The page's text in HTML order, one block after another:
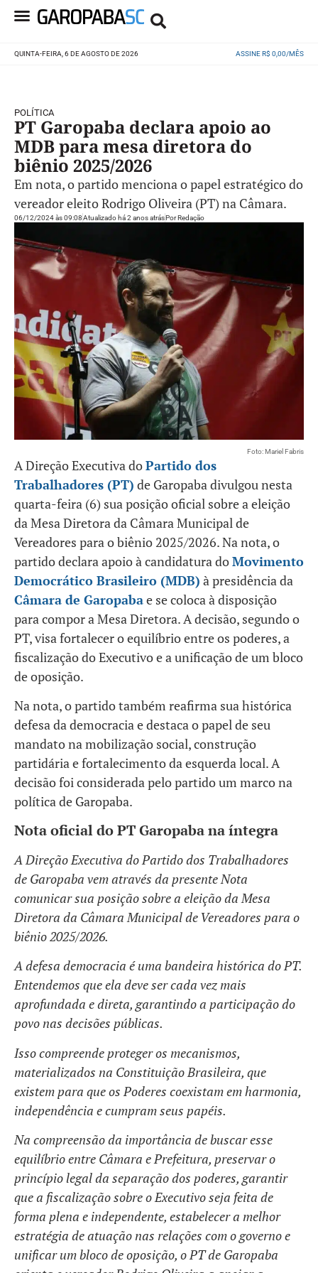
QUINTA-FEIRA, 6 DE AGOSTO DE 2026 ASSINE R$ 0,00/MÊS
POLÍTICA
PT Garopaba declara apoio ao
MDB para mesa diretora do
biênio 2025/2026
Em nota, o partido menciona o papel estratégico do
vereador eleito Rodrigo Oliveira (PT) na Câmara.
06/12/2024 às 09:08Atualizado há 2 anos atrásPorRedação
Foto: Mariel Fabris
A Direção Executiva doPartido dos
Trabalhadores (PT) de Garopaba divulgou nesta
quarta-feira (6) sua posição oficial sobre a eleição
da Mesa Diretora da Câmara Municipal de
Vereadores para o biênio 2025/2026. Na nota, o
partido declara apoio à candidatura doMovimento
Democrático Brasileiro (MDB) à presidência da
Câmara de Garopabae se coloca à disposição
para compor a Mesa Diretora. A decisão, segundo o
PT, visa fortalecer o equilíbrio entre os poderes, a
fiscalização do Executivo e a unificação de um bloco
de oposição.
Na nota, o partido também reafirma sua histórica
defesa da democracia e destaca o papel de seu
mandato na mobilização social, construção
partidária e fortalecimento da esquerda local. A
decisão foi considerada pelo partido um marco na
política de Garopaba.
Nota oficial do PT Garopaba na íntegra
A Direção Executiva do Partido dos Trabalhadores
de Garopaba vem através da presente Nota
comunicar sua posição sobre a eleição da Mesa
Diretora da Câmara Municipal de Vereadores para o
biênio 2025/2026.
A defesa democracia é uma bandeira histórica do PT.
Entendemos que ela deve ser cada vez mais
aprofundada e direta, garantindo a participação do
povo nas decisões públicas.
Isso compreende proteger os mecanismos,
materializados na Constituição Brasileira, que
existem para que os Poderes coexistam em harmonia,
independência e cumpram seus papéis.
Na compreensão da importância de buscar esse
equilíbrio entre Câmara e Prefeitura, preservar o
princípio legal da separação dos poderes, garantir
que a fiscalização sobre o Executivo seja feita de
forma plena e independente, estabelecer a melhor
estratégia de atuação nas relações com o governo e
unificar um bloco de oposição, o PT de Garopaba